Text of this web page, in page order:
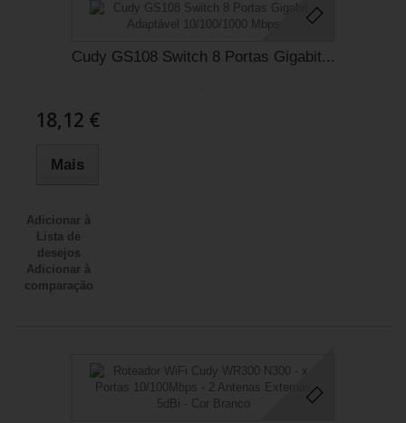
Cudy GS108 Switch 8 Portas Gigabit...
18,12 €
Mais
Adicionar à
Lista de
desejos
Adicionar à
comparação